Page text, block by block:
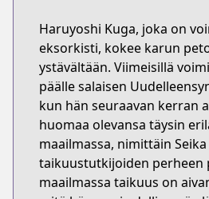
Haruyoshi Kuga, joka on
eksorkisti, kokee karun
ystävältään. Viimeisillä
päälle salaisen
kun hän seuraavan kerran
huomaa olevansa täysin
maailmassa, nimittäin
taikuustutkijoiden perheen
maailmassa taikuus on